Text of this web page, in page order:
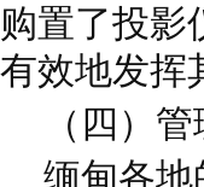
购置了投影
有效地发挥
（四）
缅甸各